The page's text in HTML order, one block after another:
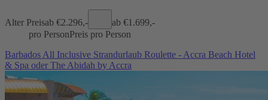
Alter Preisab €2.296,- ab €1.699,-
pro PersonPreis pro Person
Barbados All Inclusive Strandurlaub Roulette - Accra Beach Hotel
& Spa oder The Abidah by Accra